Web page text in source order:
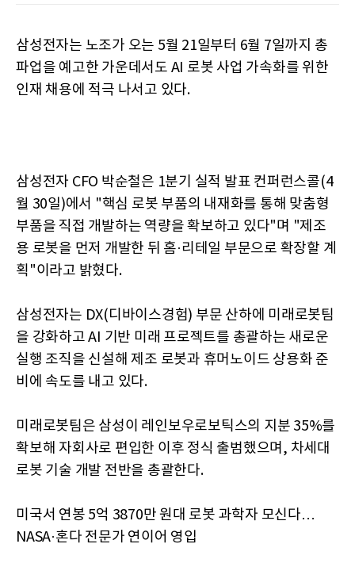
삼성전자는 노조가 오는 5월 21일부터 6월 7일까지 총
파업을 예고한 가운데서도 AI 로봇 사업 가속화를 위한
인재 채용에 적극 나서고 있다.
삼성전자 CFO 박순철은 1분기 실적 발표 컨퍼런스콜(4
월 30일)에서 "핵심 로봇 부품의 내재화를 통해 맞춤형
부품을 직접 개발하는 역량을 확보하고 있다"며 "제조
용 로봇을 먼저 개발한 뒤 홈·리테일 부문으로 확장할 계
획"이라고 밝혔다.
삼성전자는 DX(디바이스경험) 부문 산하에 미래로봇팀
을 강화하고 AI 기반 미래 프로젝트를 총괄하는 새로운
실행 조직을 신설해 제조 로봇과 휴머노이드 상용화 준
비에 속도를 내고 있다.
미래로봇팀은 삼성이 레인보우로보틱스의 지분 35%를
확보해 자회사로 편입한 이후 정식 출범했으며, 차세대
로봇 기술 개발 전반을 총괄한다.
미국서 연봉 5억 3870만 원대 로봇 과학자 모신다…
NASA·혼다 전문가 연이어 영입